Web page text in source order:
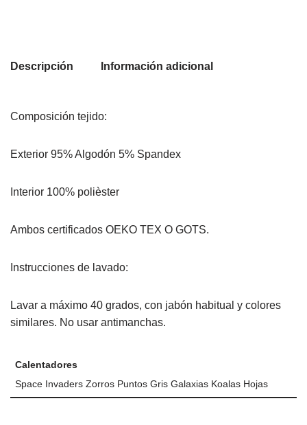
Descripción Información adicional
Composición tejido:
Exterior 95% Algodón 5% Spandex
Interior 100% polièster
Ambos certificados OEKO TEX O GOTS.
Instrucciones de lavado:
Lavar a máximo 40 grados, con jabón habitual y colores
similares. No usar antimanchas.
Calentadores
Space Invaders Zorros Puntos Gris Galaxias Koalas Hojas